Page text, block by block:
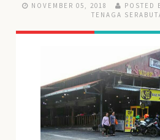
NOVEMBER 05, 2018
POSTED
TENAGA